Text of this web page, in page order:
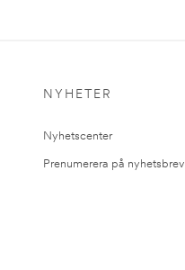
NYHETER
Nyhetscenter
Prenumerera på nyhetsbrev